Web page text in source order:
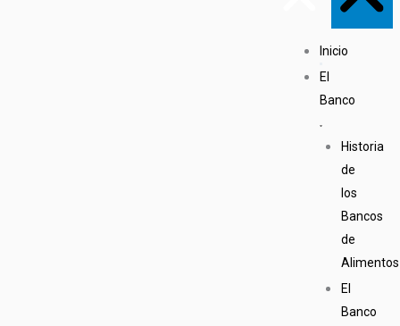
Inicio
El
Banco
Historia
de
los
Bancos
de
Alimentos
El
Banco